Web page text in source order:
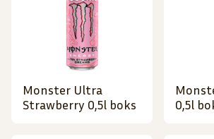
Monster Ultra
Strawberry 0,5l boks
0,5l